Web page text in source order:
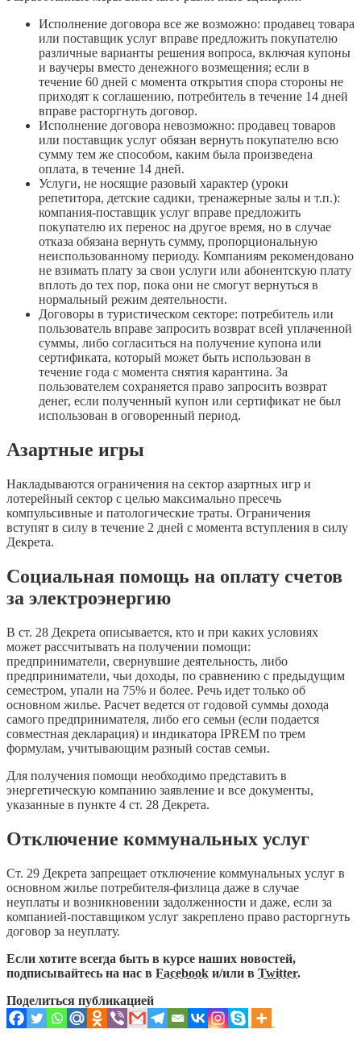
Исполнение договора все же возможно: продавец товара
или поставщик услуг вправе предложить покупателю
различные варианты решения вопроса, включая купоны
и ваучеры вместо денежного возмещения; если в
течение 60 дней с момента открытия спора стороны не
приходят к соглашению, потребитель в течение 14 дней
вправе расторгнуть договор.
Исполнение договора невозможно: продавец товаров
или поставщик услуг обязан вернуть покупателю всю
сумму тем же способом, каким была произведена
оплата, в течение 14 дней.
Услуги, не носящие разовый характер (уроки
репетитора, детские садики, тренажерные залы и т.п.):
компания-поставщик услуг вправе предложить
покупателю их перенос на другое время, но в случае
отказа обязана вернуть сумму, пропорциональную
неиспользованному периоду. Компаниям рекомендовано
не взимать плату за свои услуги или абонентскую плату
вплоть до тех пор, пока они не смогут вернуться в
нормальный режим деятельности.
Договоры в туристическом секторе: потребитель или
пользователь вправе запросить возврат всей уплаченной
суммы, либо согласиться на получение купона или
сертификата, который может быть использован в
течение года с момента снятия карантина. За
пользователем сохраняется право запросить возврат
денег, если полученный купон или сертификат не был
использован в оговоренный период.
Азартные игры
Накладываются ограничения на сектор азартных игр и
лотерейный сектор с целью максимально пресечь
компульсивные и патологические траты. Ограничения
вступят в силу в течение 2 дней с момента вступления в силу
Декрета.
Социальная помощь на оплату счетов
за электроэнергию
В ст. 28 Декрета описывается, кто и при каких условиях
может рассчитывать на получении помощи:
предприниматели, свернувшие деятельность, либо
предприниматели, чьи доходы, по сравнению с предыдущим
семестром, упали на 75% и более. Речь идет только об
основном жилье. Расчет ведется от годовой суммы дохода
самого предпринимателя, либо его семьи (если подается
совместная декларация) и индикатора IPREM по трем
формулам, учитывающим разный состав семьи.
Для получения помощи необходимо представить в
энергетическую компанию заявление и все документы,
указанные в пункте 4 ст. 28 Декрета.
Отключение коммунальных услуг
Ст. 29 Декрета запрещает отключение коммунальных услуг в
основном жилье потребителя-физлица даже в случае
неуплаты и возникновении задолженности и даже, если за
компанией-поставщиком услуг закреплено право расторгнуть
договор за неуплату.
Если хотите всегда быть в курсе наших новостей,
подписывайтесь на нас в Facebook и/или в Twitter.
Поделиться публикацией